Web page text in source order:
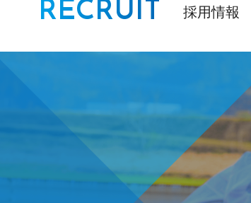
RECRUIT 採用情報